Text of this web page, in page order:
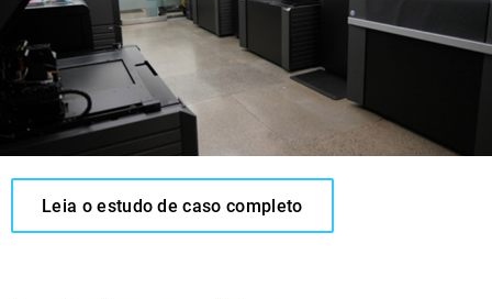
Leia o estudo de caso completo